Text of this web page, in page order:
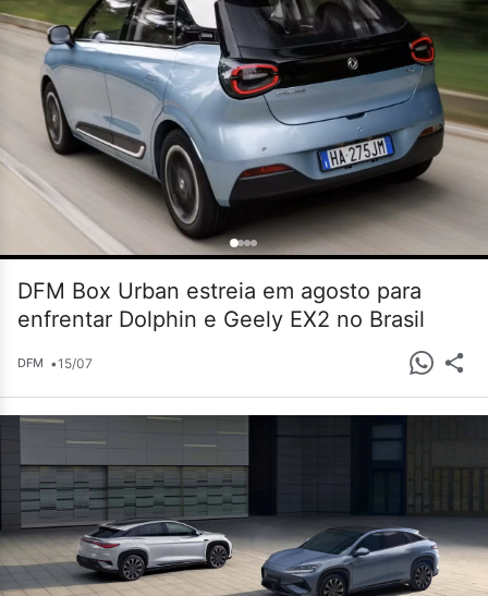
DFM Box Urban estreia em agosto para
enfrentar Dolphin e Geely EX2 no Brasil
DFM •15/07